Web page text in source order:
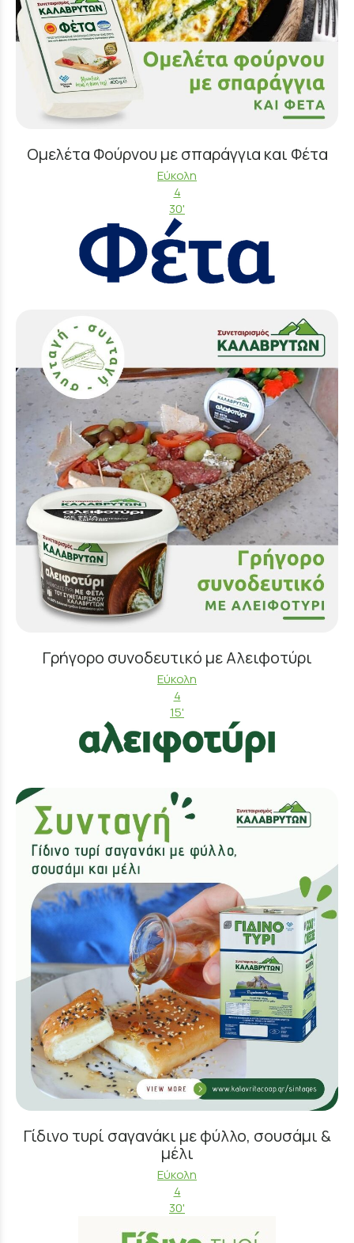
Ομελέτα Φούρνου με σπαράγγια και Φέτα
Εύκολη
4
30'
Γρήγορο συνοδευτικό με Αλειφοτύρι
Εύκολη
4
15'
Γίδινο τυρί σαγανάκι με φύλλο, σουσάμι &
μέλι
Εύκολη
4
30'